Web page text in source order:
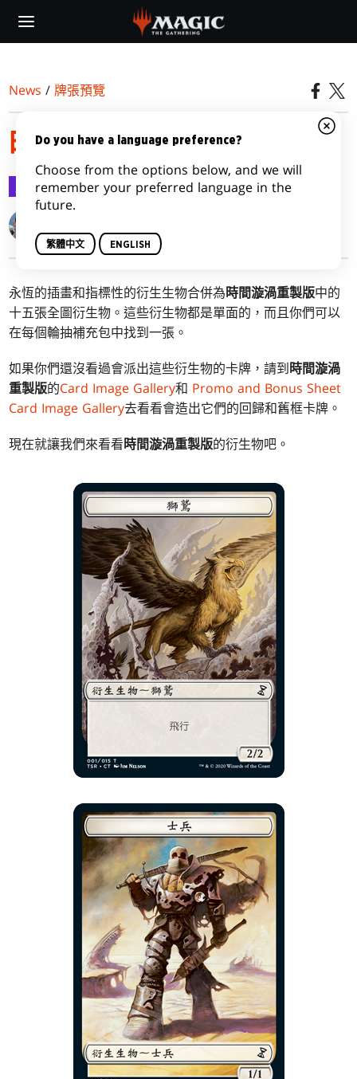
main
News / 牌張預覽
時間漩渦重製版的衍生物
牌張預覽 2021-03-06
永恆的插畫和指標性的衍生生物合併為時間漩渦重製版中的
十五張全圖衍生物。這些衍生物都是單面的，而且你們可以
在每個輪抽補充包中找到一張。
如果你們還沒看過會派出這些衍生物的卡牌，請到時間漩渦
重製版的Card Image Gallery和 Promo and Bonus Sheet
Card Image Gallery去看看會造出它們的回歸和舊框卡牌。
現在就讓我們來看看時間漩渦重製版的衍生物吧。
Do you have a language preference?
Choose from the options below, and we will
remember your preferred language in the
future.
繁體中文 ENGLISH